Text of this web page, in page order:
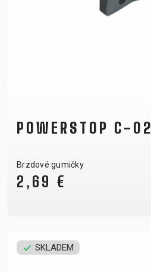
POWERSTOP C-02
Brzdové gumičky
2,69 €
SKLADEM